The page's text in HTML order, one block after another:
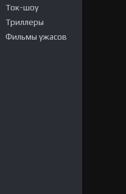
Ток-шоу
Триллеры
Фильмы ужасов